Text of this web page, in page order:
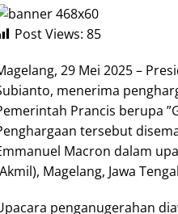
Post Views: 85
29 Mei 2025 –
menerima
Prancis berupa
tersebut
Macron dalam
Magelang, Jawa
penganugerahan